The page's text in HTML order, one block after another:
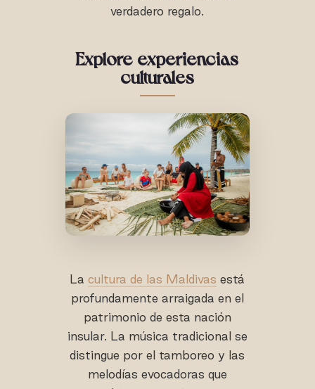
verdadero regalo.
Explore experiencias
culturales
Lacultura de las Maldivas está
profundamente arraigada en el
patrimonio de esta nación
insular. La música tradicional se
distingue por el tamboreo y las
melodías evocadoras que